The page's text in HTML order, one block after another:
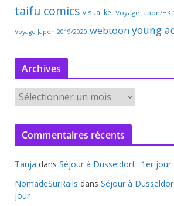
taifu comics visual kei Voyage Japon/HK
Voyage Japon 2019/2020 webtoon young
Archives
r
c
v
e
s
Commentaires récents
Tanja dans Séjour à Düsseldorf : 1er jour
NomadeSurRails dans Séjour à
jour